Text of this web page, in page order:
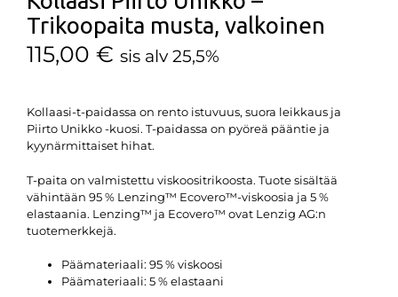
Trikoopaita musta, valkoinen
115,00 € sis alv 25,5%
Kollaasi-t-paidassa on rento istuvuus, suora leikkaus ja
Piirto Unikko -kuosi. T-paidassa on pyöreä pääntie ja
kyynärmittaiset hihat.
T-paita on valmistettu viskoositrikoosta. Tuote sisältää
vähintään 95 % Lenzing™ Ecovero™-viskoosia ja 5 %
elastaania. Lenzing™ ja Ecovero™ ovat Lenzig AG:n
tuotemerkkejä.
Päämateriaali: 95 % viskoosi
Päämateriaali: 5 % elastaani